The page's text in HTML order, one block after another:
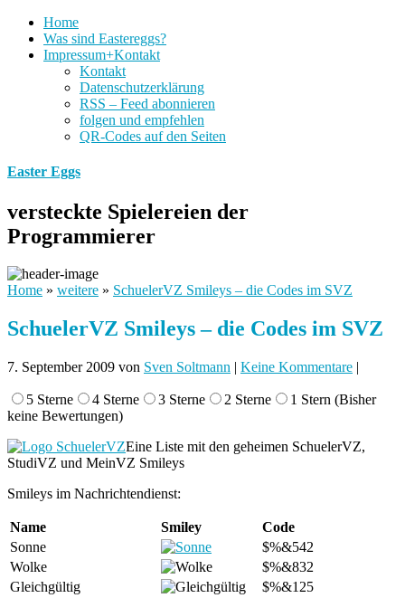
Home
Was sind Eastereggs?
Impressum+Kontakt
Kontakt
Datenschutzerklärung
RSS – Feed abonnieren
folgen und empfehlen
QR-Codes auf den Seiten
Easter Eggs
versteckte Spielereien der
Programmierer
Home » weitere » SchuelerVZ Smileys – die Codes im SVZ
SchuelerVZ Smileys – die Codes im SVZ
7. September 2009 von Sven Soltmann | Keine Kommentare |
5 Sterne 4 Sterne 3 Sterne 2 Sterne 1 Stern (Bisher
keine Bewertungen)
Eine Liste mit den geheimen SchuelerVZ,
StudiVZ und MeinVZ Smileys
Smileys im Nachrichtendienst:
Name Smiley
Code
Sonne
$%&542
Wolke
$%&832
Gleichgültig
$%&125